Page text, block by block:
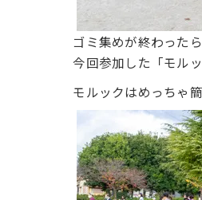
ゴミ集めが終わった
今回参加した「モル
モルックはめっちゃ